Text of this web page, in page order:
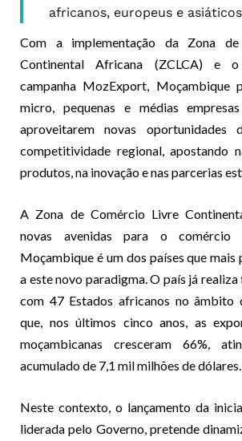
africanos, europeus e
Com a implementação da Zona
Continental Africana (ZCLCA) e
campanha MozExport, Moçambique
micro, pequenas e médias
aproveitarem novas oportunidades
competitividade regional, apostando
produtos, na inovação e nas parcerias
A Zona de Comércio Livre
novas avenidas para o comércio
Moçambique é um dos países que mais
a este novo paradigma. O país já
com 47 Estados africanos no âmbito
que, nos últimos cinco anos, as
moçambicanas cresceram 66%,
acumulado de 7,1 mil milhões de dólares.
Neste contexto, o lançamento da
liderada pelo Governo, pretende